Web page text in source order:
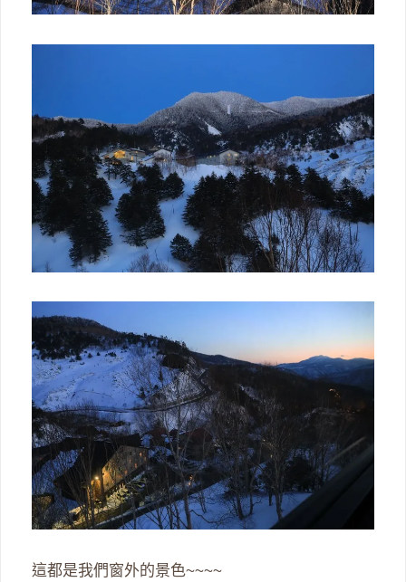
這都是我們窗外的景色~~~~